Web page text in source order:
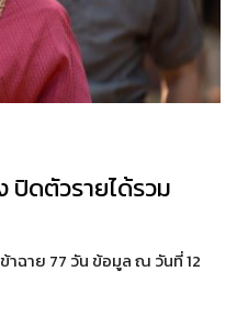
ปิดตัวรายได้รวม
ฉาย 77 วัน ข้อมูล ณ วันที่ 12